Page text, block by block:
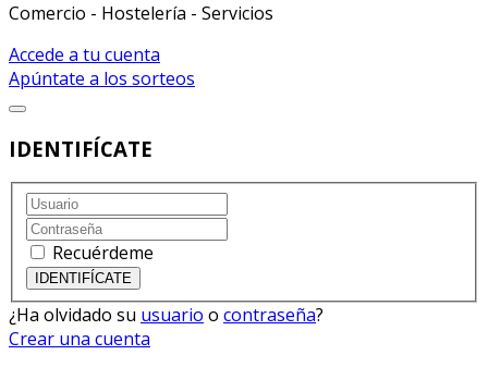
Comercio - Hostelería - Servicios
Accede a tu cuenta
Apúntate a los sorteos
IDENTIFÍCATE
Recuérdeme
¿Ha olvidado su usuario o contraseña?
Crear una cuenta